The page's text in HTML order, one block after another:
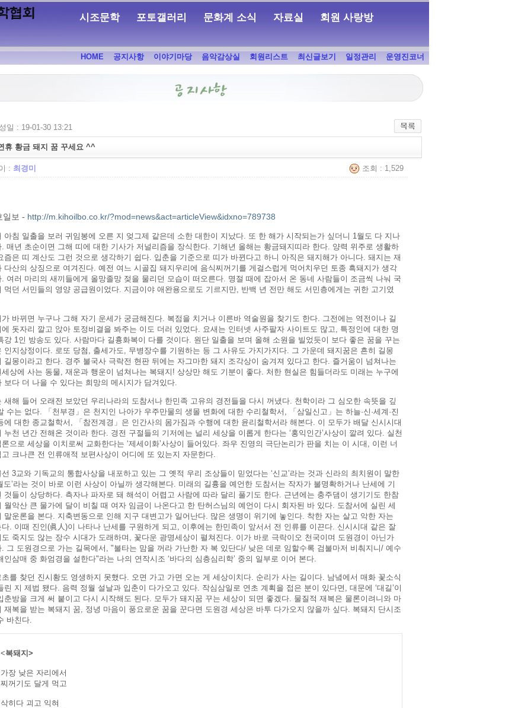
시조문학 포토갤러리 문화계 소식 자료실 회원 사랑방
HOME 공지사항 이야기마당 음악감상실 회원리스트 최신글보기 일정관리 운영진코너
일 : 19-01-30 13:21
휴 황금 돼지 꿈 꾸세요 ^^
: 최경미 조회 : 1,529
일보 - http://m.kihoilbo.co.kr/?mod=news&act=articleView&idxno=789738
아침 일출을 보러 귀임봉에 오른 지 엊그제 같은데 소한 대한이 지났다. 또 한 해가 시작되는가 싶더니 1월도 다 지나
. 매년 초순이면 그해 띠에 대한 기사가 저널리즘을 장식한다. 기해년 올해는 황금돼지띠라 한다. 양력 위주로 생활하
즘은 띠 계산도 그런 것으로 생각하기 쉽다. 입춘을 기준으로 띠가 바뀐다고 하니 아직은 돼지해가 아니다. 돼지는 재
다산의 상징으로 여겨진다. 예전 여느 시골집 돼지우리에 음식찌꺼기를 게걸스럽게 먹어치우던 토종 흑돼지가 생각
. 여러 마리의 새끼들에게 올망졸망 젖을 물리던 모습이 떠오른다. 명절 때에 잡아서 온 동네 사람들이 조금씩 나눠 국
먹던 서민들의 영양 공급원이었다. 지금이야 애완용으로도 기르지만, 반백 년 전만 해도 서민층에게는 귀한 고기였
바뀌면 누구나 그해 자기 운세가 궁금해진다. 복점을 치거나 이른바 역술원을 찾기도 한다. 그전에는 역전이나 길
에 돗자리 깔고 앉아 토정비결을 봐주는 이도 더러 있었다. 요새는 인터넷 사주팔자 사이트도 많고, 특정인에 대한 명
강 1인 방송도 있다. 사람마다 길흉화복이 다를 것이다. 원단 일출을 보며 올해 소원을 빌었듯이 보다 좋은 꿈을 꾸는
인지상정이다. 로또 당첨, 출세가도, 무병장수를 기원하는 등 그 사유도 가지가지다. 그 가운데 돼지꿈은 흔히 길몽
길몽이라고 한다. 경주 불국사 극락전 현판 뒤에는 자그마한 돼지 조각상이 숨겨져 있다고 한다. 즐거움이 넘쳐나는
세상에 사는 동물, 재운과 행운이 넘쳐나는 복돼지! 상상만 해도 기분이 좋다. 처한 현실은 힘들더라도 미래는 누구에
보다 더 나을 수 있다는 희망의 메시지가 담겨있다.
새해 들어 오래전 보았던 우리나라의 도참서나 한민족 고유의 경전들을 다시 꺼냈다. 천학이라 그 심오한 속뜻을 깊
수는 없다. 「천부경」은 천지인 나아가 우주만물의 생몰 변화에 대한 수리철학서, 「삼일신고」는 하늘·신·세계·진
에 대한 종교철학서, 「참전계경」은 인간사의 몸가짐과 수행에 대한 윤리철학서라 해본다. 이 모두가 배달 신시시대
누천 년간 전해온 것이라 한다. 경전 구절들의 기저에는 널리 세상을 이롭게 한다는 ‘홍익인간’사상이 깔려 있다. 실천
론으로 세상을 이치로써 교화한다는 ‘제세이화’사상이 들어있다. 좌우 진영의 극단논리가 판을 치는 이 시대, 이런 너
고 크나큰 전 인류애적 보편사상이 어디에 또 있는지 자문한다.
선 3교와 기독교의 통합사상을 내포하고 있는 그 옛적 우리 조상들이 믿었다는 ‘신교’라는 것과 신라의 최치원이 말한
도’라는 것이 바로 이런 사상이 아닐까 생각해본다. 미래의 길흉을 예언한 도참서는 작자가 불명확하거나 난세에 기
것들이 상당하다. 측자나 파자로 돼 해석이 어렵고 사람에 따라 달리 풀기도 한다. 근년에는 충주댐이 생기기도 한참
월악산 큰 물가에 달이 비칠 때 여자 임금이 나온다고 한 탄허스님의 예언이 다시 회자된 바 있다. 도참서에 실린 세
말운론을 본다. 지축변동으로 인해 지구 대변고가 일어난다. 많은 생명이 위기에 놓인다. 착한 자는 살고 악한 자는
다. 이때 진인(眞人)이 나타나 난세를 구원하게 되고, 이후에는 한민족이 앞서서 전 인류를 이끈다. 신시시대 같은 잘
도 죽지도 않는 장수 시대가 도래하며, 꽃다운 광명세상이 펼쳐진다. 이가 바로 극락이오 천국이며 도원경이 아닌가
. 그 도원경으로 가는 길목에서, "불타는 맘을 꺼라 가난한 자 복 있단다/ 낮은 데로 임할수록 검불마저 비춰지니/ 예수
인삼매 중 화엄경을 설한다"라는 나의 연작시조 ‘바다의 심층심리학’ 중의 일부로 이어 본다.
초를 찾던 진시황도 영생하지 못했다. 오면 가고 가면 오는 게 세상이치다. 순리가 사는 길이다. 남녘에서 매화 꽃소식
린 지 제법 됐다. 음력 정월 설날과 입춘이 다가오고 있다. 작심삼일로 연초 계획을 접은 분이 있다면, 대문에 ‘대길’이
춘방을 크게 써 붙이고 다시 시작해도 된다. 모두가 돼지꿈 꾸는 세상이 되면 좋겠다. 물질적 재복은 물론이려니와 마
재복을 받는 복돼지 꿈, 정녕 마음이 풍요로운 꿈을 꾼다면 도원경 세상은 바투 다가오지 않을까 싶다. 복돼지 단시조
바친다.
복돼지>
장 낮은 자리에서
꺼기도 달게 먹고
히다 괴고 익혀